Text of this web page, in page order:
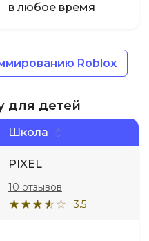
в любое время
Roblox
для детей
Школа
PIXEL
3.5
10 отзывов